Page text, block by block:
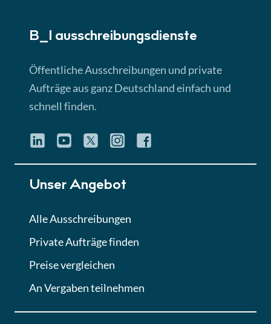
Lektion 3
► 4:31 Min
Quiz
Eignung im Vergabeverfahren
Lektion 6
Abgabe von Angeboten
Lektion
Lektion 7
B_I ausschreibungs­dienste
Öffentliche Ausschreibungen und private
Aufträge aus ganz Deutschland einfach und
schnell finden.
Unser Angebot
Alle Ausschreibungen
Private Aufträge finden
Preise vergleichen
An Vergaben teilnehmen